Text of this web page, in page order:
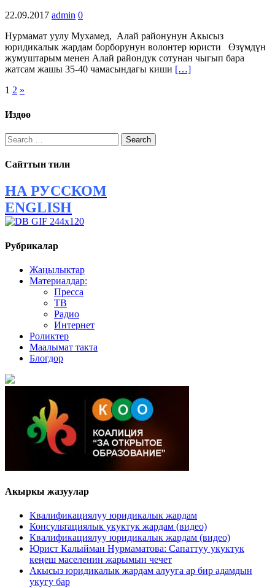
22.09.2017 admin 0
Нурмамат уулу Мухамед, Алай районунун Акысыз
юридикалык жардам борборунун волонтер юристи Өзүмдүн
жумуштарым менен Алай райондук сотунан чыгып бара
жатсам жашы 35-40 чамасындагы киши […]
Posts
navigation
1 2 »
Издөө
Search
for:
Сайттын тили
НА РУССКОМ
ENGLISH
Рубрикалар
Жаңылыктар
Материалдар:
Пресса
ТВ
Радио
Интернет
Роликтер
Маалымат такта
Блогдор
Акыркы жазуулар
Квалификациялуу юридикалык жардам
Консультациялык укуктук жардам (видео)
Квалификациялуу юридикалык жардам (видео)
Юрист Калыйман Нурмаматова: Сапаттуу укуктук
кеңеш маселенин жарымын чечет
Акысыз юридикалык жардам алууга ар бир адамдын
укугу бар